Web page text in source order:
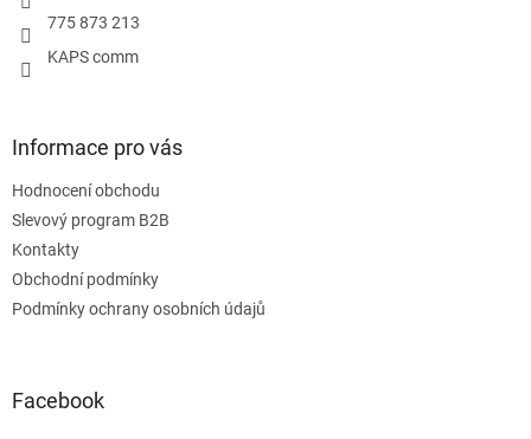
775 873 213
KAPS comm
Informace pro vás
Hodnocení obchodu
Slevový program B2B
Kontakty
Obchodní podmínky
Podmínky ochrany osobních údajů
Facebook